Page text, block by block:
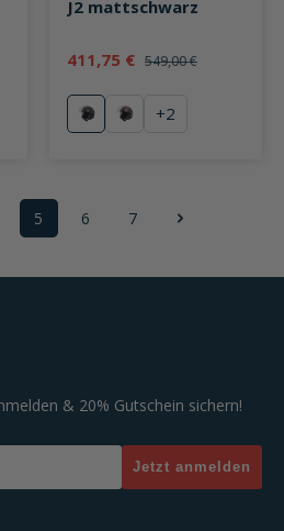
J2 mattschwarz
411,75 € 549,00 €
mattschwarz
Sigma Red
+2
Seite
5 Seite
6 Seite
7
& 20% Gutschein sichern!
Jetzt anmelden